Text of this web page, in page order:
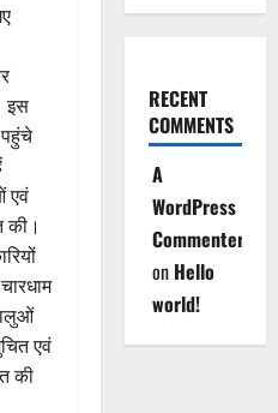
इस
एवं
की।
एवं
की
RECENT
COMMENTS
A
WordPress
Commenter
on Hello
world!